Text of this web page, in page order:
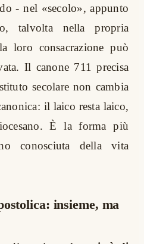
- nel «secolo», appunto
talvolta nella propria
loro consacrazione può
Il canone 711 precisa
secolare non cambia
il laico resta laico,
È la forma più
conosciuta della vita
insieme, ma